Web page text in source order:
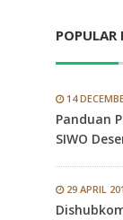
POPULAR
14
Panduan
SIWO
29 APRIL